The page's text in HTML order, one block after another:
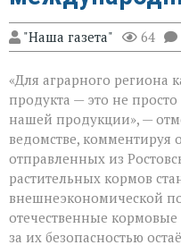
"Наша газета" 64
«Для аграрного региона
продукта — это не просто
нашей продукции», —
ведомстве,
отправленных из
растительных кормов
внешнеэкономической
отечественные
за их безопасностью